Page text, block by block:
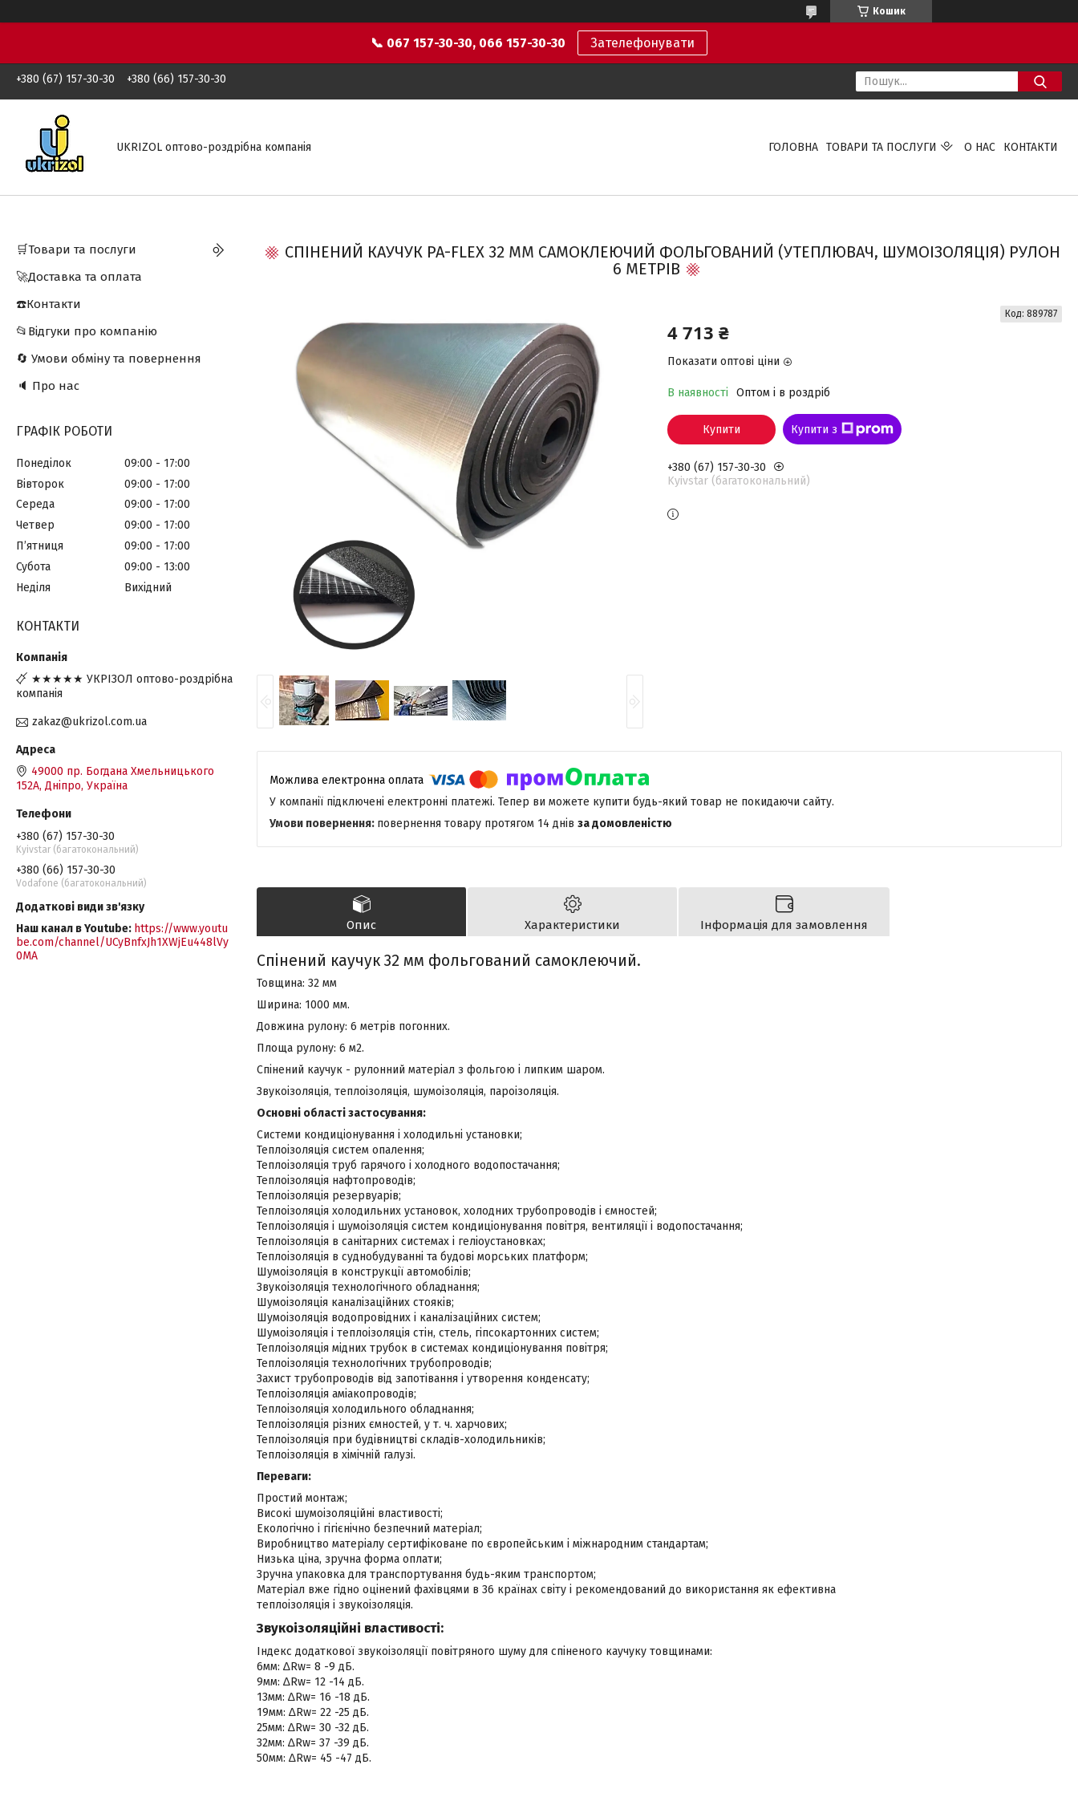
Кошик
📞 067 157-30-30, 066 157-30-30 Зателефонувати
+380 (67) 157-30-30 +380 (66) 157-30-30
UKRIZOL оптово-роздрібна компанія ГОЛОВНА ТОВАРИ ТА ПОСЛУГИ О НАС КОНТАКТИ
СПІНЕНИЙ КАУЧУК PA-FLEX 32 ММ САМОКЛЕЮЧИЙ ФОЛЬГОВАНИЙ (УТЕПЛЮВАЧ, ШУМОІЗОЛЯЦІЯ) РУЛОН
6 МЕТРІВ
4 713 ₴
Показати оптові ціни
В наявності Оптом і в роздріб
Код: 889787
Купити Купити з
+380 (67) 157-30-30
Kyivstar (багатокональний)
У компанії підключені електронні платежі. Тепер ви можете купити будь-який товар не покидаючи сайту.
повернення товару протягом 14 днів за домовленістю
Опис Характеристики Інформація для замовлення
Спінений каучук 32 мм фольгований самоклеючий.
Товщина: 32 мм
Ширина: 1000 мм.
Довжина рулону: 6 метрів погонних.
Площа рулону: 6 м2.
Спінений каучук - рулонний матеріал з фольгою і липким шаром.
Звукоізоляція, теплоізоляція, шумоізоляція, пароізоляція.
Основні області застосування:
Системи кондиціонування і холодильні установки;
Теплоізоляція систем опалення;
Теплоізоляція труб гарячого і холодного водопостачання;
Теплоізоляція нафтопроводів;
Теплоізоляція резервуарів;
Теплоізоляція холодильних установок, холодних трубопроводів і ємностей;
Теплоізоляція і шумоізоляція систем кондиціонування повітря, вентиляції і водопостачання;
Теплоізоляція в санітарних системах і геліоустановках;
Теплоізоляція в суднобудуванні та будові морських платформ;
Шумоізоляція в конструкції автомобілів;
Звукоізоляція технологічного обладнання;
Шумоізоляція каналізаційних стояків;
Шумоізоляція водопровідних і каналізаційних систем;
Шумоізоляція і теплоізоляція стін, стель, гіпсокартонних систем;
Теплоізоляція мідних трубок в системах кондиціонування повітря;
Теплоізоляція технологічних трубопроводів;
Захист трубопроводів від запотівання і утворення конденсату;
Теплоізоляція аміакопроводів;
Теплоізоляція холодильного обладнання;
Теплоізоляція різних ємностей, у т. ч. харчових;
Теплоізоляція при будівництві складів-холодильників;
Теплоізоляція в хімічній галузі.
Переваги:
Простий монтаж;
Високі шумоізоляційні властивості;
Екологічно і гігієнічно безпечний матеріал;
Виробництво матеріалу сертифіковане по європейським і міжнародним стандартам;
Низька ціна, зручна форма оплати;
Зручна упаковка для транспортування будь-яким транспортом;
Матеріал вже гідно оцінений фахівцями в 36 країнах світу і рекомендований до використання як ефективна
теплоізоляція і звукоізоляція.
Звукоізоляційні властивості:
Індекс додаткової звукоізоляції повітряного шуму для спіненого каучуку товщинами:
6мм: ∆Rw= 8 -9 дБ.
9мм: ∆Rw= 12 -14 дБ.
13мм: ∆Rw= 16 -18 дБ.
19мм: ∆Rw= 22 -25 дБ.
25мм: ∆Rw= 30 -32 дБ.
32мм: ∆Rw= 37 -39 дБ.
50мм: ∆Rw= 45 -47 дБ.
🛒Товари та послуги
🚀Доставка та оплата
☎️Контакти
📂Відгуки про компанію
🔄 Умови обміну та повернення
🔈 Про нас
ГРАФІК РОБОТИ
Понеділок 09:00
17:00
Вівторок
09:00
17:00
Середа
09:00
17:00
Четвер
09:00
17:00
Пʼятниця
09:00
17:00
Субота
09:00
13:00
Неділя
Вихідний
КОНТАКТИ
★★★★★ УКРІЗОЛ оптово-роздрібна
компанія
zakaz@ukrizol.com.ua
49000 пр. Богдана Хмельницького
152А, Дніпро, Україна
+380 (67) 157-30-30
Kyivstar (багатокональний)
+380 (66) 157-30-30
Vodafone (багатокональний)
Наш канал в Youtube https://www.youtu
be.com/channel/UCyBnfxJh1XWjEu448lVy
0MA